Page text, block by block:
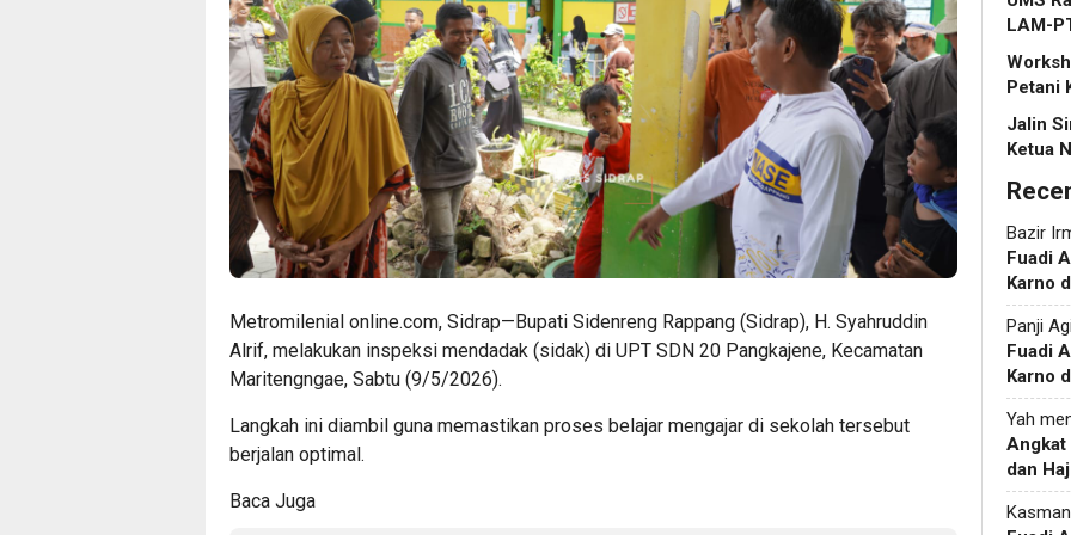
Metromilenial online.com, Sidrap—Bupati Sidenreng Rappang (Sidrap), H. Syahruddin
Alrif, melakukan inspeksi mendadak (sidak) di UPT SDN 20 Pangkajene, Kecamatan
Maritengngae, Sabtu (9/5/2026).
Langkah ini diambil guna memastikan proses belajar mengajar di sekolah tersebut
berjalan optimal.
Baca Juga
LAM-
Petani
Jalin
Ketua
Bazir
Fuadi
Karno
Panji
Fuadi
Karno
Yah
Angkat
dan
Kasman